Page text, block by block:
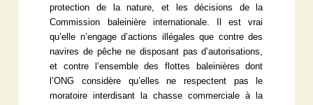
protection de la nature, et les décisions de la
Commission baleinière internationale. Il est vrai
qu’elle n’engage d’actions illégales que contre des
navires de pêche ne disposant pas d’autorisations,
et contre l’ensemble des flottes baleinières dont
l’ONG considère qu’elles ne respectent pas le
moratoire interdisant la chasse commerciale à la